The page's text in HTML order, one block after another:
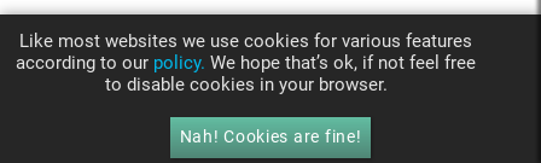
Like most websites we use cookies for various features
according to our policy. We hope that’s ok, if not feel free
to disable cookies in your browser.
Nah! Cookies are fine!